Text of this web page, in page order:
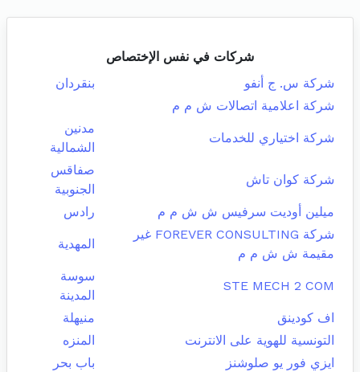
شركات في نفس الإختصاص
شركة س. ج أنفو
بنقردان
شركة اعلامية اتصالات ش م م
شركة اختياري للخدمات
مدنين
الشمالية
شركة كوان تاش
صفاقس
الجنوبية
ميلين أوديت سرفيس ش ش م م
رادس
شركة FOREVER CONSULTING غير
مقيمة ش ش م م
المهدية
STE MECH 2 COM
سوسة
المدينة
اف كودينق
منيهلة
التونسية للهوية على الانترنت
المنزه
ايزي فور يو صلوشنز
باب بحر